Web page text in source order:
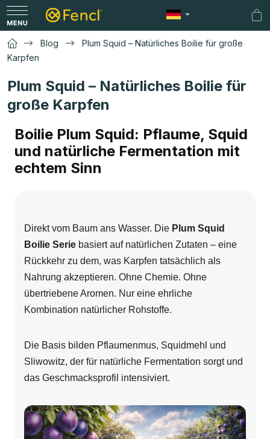
Zum
Inhalt
springen
Blog
Plum Squid – Natürliches Boilie für große
Karpfen
Plum Squid – Natürliches Boilie für
große Karpfen
Boilie Plum Squid: Pflaume, Squid
und natürliche Fermentation mit
echtem Sinn
Direkt vom Baum ans Wasser. Die Plum Squid
Boilie Serie basiert auf natürlichen Zutaten – eine
Rückkehr zu dem, was Karpfen tatsächlich als
Nahrung akzeptieren. Ohne Chemie. Ohne
übertriebene Aromen. Nur eine ehrliche
Kombination natürlicher Rohstoffe.
Die Basis bilden Pflaumenmus, Squidmehl und
Sliwowitz, der für natürliche Fermentation sorgt und
das Geschmacksprofil intensiviert.